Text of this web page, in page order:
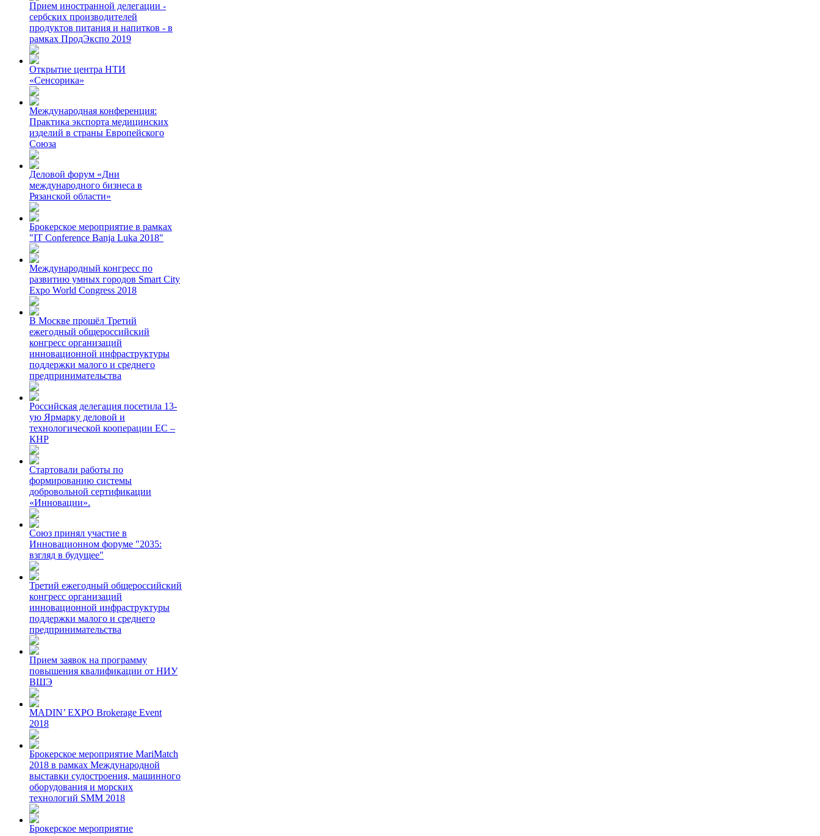
Прием иностранной делегации -
сербских производителей
продуктов питания и напитков - в
рамках ПродЭкспо 2019
Открытие центра НТИ
«Сенсорика»
Международная конференция:
Практика экспорта медицинских
изделий в страны Европейского
Союза
Деловой форум «Дни
международного бизнеса в
Рязанской области»
Брокерское мероприятие в рамках
"IT Conference Banja Luka 2018"
Международный конгресс по
развитию умных городов Smart City
Expo World Congress 2018
В Москве прошёл Третий
ежегодный общероссийский
конгресс организаций
инновационной инфраструктуры
поддержки малого и среднего
предпринимательства
Российская делегация посетила 13-
ую Ярмарку деловой и
технологической кооперации ЕС –
КНР
Стартовали работы по
формированию системы
добровольной сертификации
«Инновации».
Союз принял участие в
Инновационном форуме "2035:
взгляд в будущее"
Третий ежегодный общероссийский
конгресс организаций
инновационной инфраструктуры
поддержки малого и среднего
предпринимательства
Прием заявок на программу
повышения квалификации от НИУ
ВШЭ
MADIN’ EXPO Brokerage Event
2018
Брокерское мероприятие MariMatch
2018 в рамках Международной
выставки судостроения, машинного
оборудования и морских
технологий SMM 2018
Брокерское мероприятие